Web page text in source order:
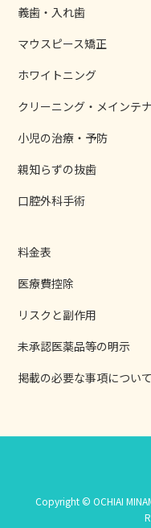
義歯・入れ歯
マウスピース矯正
ホワイトニング
クリーニング・メインテ
小児の治療・予防
親知らずの抜歯
口腔外科手術
料金表
医療費控除
リスクと副作用
未承認医薬品等の明示
掲載の必要な事項について
Copyright © OCHIAI